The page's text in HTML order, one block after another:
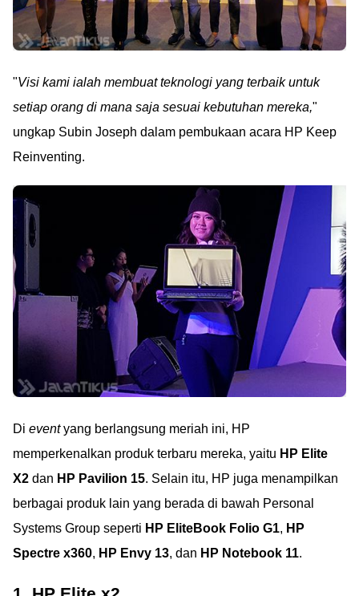
"Visi kami ialah membuat teknologi yang terbaik untuk
setiap orang di mana saja sesuai kebutuhan mereka,"
ungkap Subin Joseph dalam pembukaan acara HP Keep
Reinventing.
Di eventyang berlangsung meriah ini, HP
memperkenalkan produk terbaru mereka, yaitu HP Elite
X2 dan HP Pavilion 15. Selain itu, HP juga menampilkan
berbagai produk lain yang berada di bawah Personal
Systems Group seperti HP EliteBook Folio G1, HP
Spectre x360, HP Envy 13, dan HP Notebook 11.